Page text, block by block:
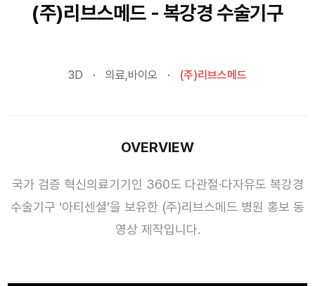
(주)리브스메드 - 복강경 수술기구
3D 의료,바이오 (주)리브스메드
OVERVIEW
국가 검증 혁신의료기기인 360도 다관절·다자유도 복강경
수술기구 ‘아티센셜’을 보유한 (주)리브스메드 병원 홍보 동
영상 제작입니다.